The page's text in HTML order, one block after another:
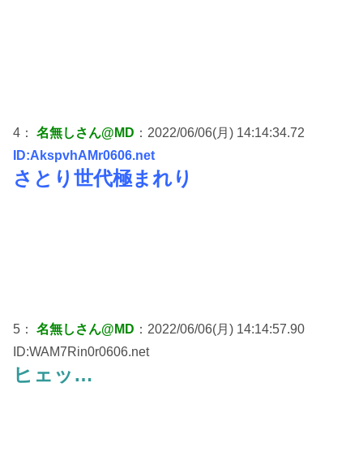
4： 名無しさん@MD ：2022/06/06(月) 14:14:34.72
ID:AkspvhAMr0606.net
さとり世代極まれり
5： 名無しさん@MD ：2022/06/06(月) 14:14:57.90
ID:WAM7Rin0r0606.net
ヒェッ…